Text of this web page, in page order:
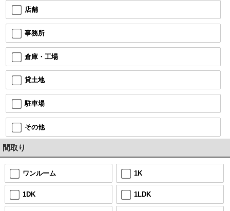
店舗
事務所
倉庫・工場
貸土地
駐車場
その他
間取り
ワンルーム 1K
1DK 1LDK